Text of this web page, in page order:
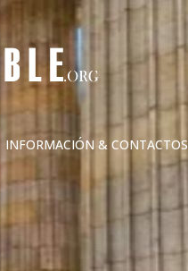
INFORMACIÓN & CONTACTOS